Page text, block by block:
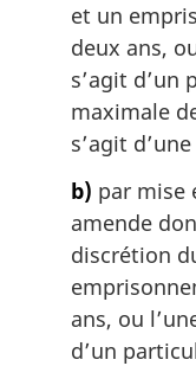
et un
deux ans,
s’agit d’un
maximale
s’agit
b) par mise
amende
discrétion
ans, ou
d’un